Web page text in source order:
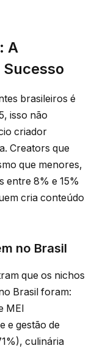
A
brasileiros é
isso não
criador
Creators que
que menores,
entre 8% e 15%
cria conteúdo
no Brasil
que os nichos
Brasil foram:
MEI
e gestão de
culinária